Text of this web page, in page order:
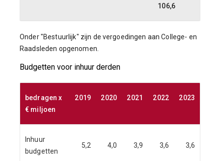
106,6
Onder "Bestuurlijk" zijn de vergoedingen aan College- en
Raadsleden opgenomen.
Budgetten voor inhuur derden
bedragen x
€ miljoen
2019 2020 2021 2022 2023
Inhuur
budgetten
5,2 4,0 3,9 3,6 3,6